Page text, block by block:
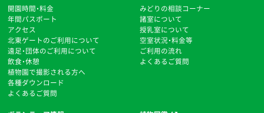
開園時間・料金
年間パスポート
アクセス
北東ゲートのご利用について
遠足・団体のご利用について
飲食・休憩
植物園で撮影される方へ
各種ダウンロード
よくあるご質問
みどりの相談コーナー
諸室について
授乳室について
空室状況・料金等
ご利用の流れ
よくあるご質問